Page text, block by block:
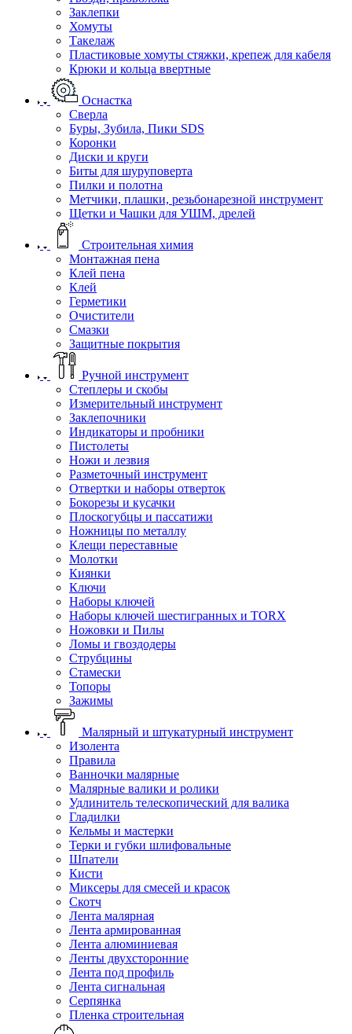
Заклепки
Хомуты
Такелаж
Пластиковые хомуты стяжки, крепеж для кабеля
Крюки и кольца ввертные
Оснастка
Сверла
Буры, Зубила, Пики SDS
Коронки
Диски и круги
Биты для шуруповерта
Пилки и полотна
Метчики, плашки, резьбонарезной инструмент
Щетки и Чашки для УШМ, дрелей
Строительная химия
Монтажная пена
Клей пена
Клей
Герметики
Очистители
Смазки
Защитные покрытия
Ручной инструмент
Степлеры и скобы
Измерительный инструмент
Заклепочники
Индикаторы и пробники
Пистолеты
Ножи и лезвия
Разметочный инструмент
Отвертки и наборы отверток
Бокорезы и кусачки
Плоскогубцы и пассатижи
Ножницы по металлу
Клещи переставные
Молотки
Киянки
Ключи
Наборы ключей
Наборы ключей шестигранных и TORX
Ножовки и Пилы
Ломы и гвоздодеры
Струбцины
Стамески
Топоры
Зажимы
Малярный и штукатурный инструмент
Изолента
Правила
Ванночки малярные
Малярные валики и ролики
Удлинитель телескопический для валика
Гладилки
Кельмы и мастерки
Терки и губки шлифовальные
Шпатели
Кисти
Миксеры для смесей и красок
Скотч
Лента малярная
Лента армированная
Лента алюминиевая
Ленты двухсторонние
Лента под профиль
Лента сигнальная
Серпянка
Пленка строительная